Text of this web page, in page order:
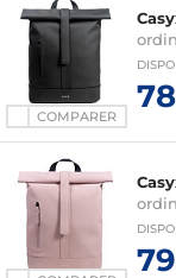
COMPARER
DISPO
DISPO